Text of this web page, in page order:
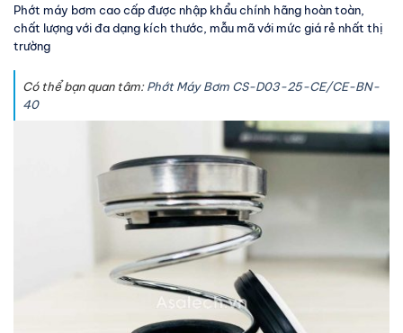
Phớt máy bơm cao cấp được nhập khẩu chính hãng hoàn toàn,
chất lượng với đa dạng kích thước, mẫu mã với mức giá rẻ nhất thị
trường
Có thể bạn quan tâm:Phớt Máy Bơm CS-D03-25-CE/CE-BN-
40